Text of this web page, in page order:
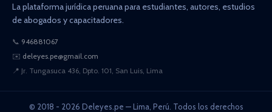
La plataforma jurídica peruana para estudiantes, autores, estudios
de abogados y capacitadores.
📞 946881067
✉️ deleyes.pe@gmail.com
📍 Jr. Tungasuca 436, Dpto. 101, San Luis, Lima
© 2018 - 2026 Deleyes.pe — Lima, Perú. Todos los derechos